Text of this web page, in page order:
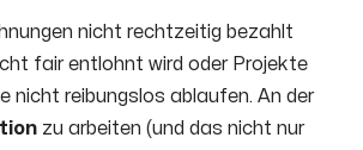
nicht rechtzeitig bezahlt
fair entlohnt wird oder Projekte
nicht reibungslos ablaufen. An der
zu arbeiten (und das nicht nur